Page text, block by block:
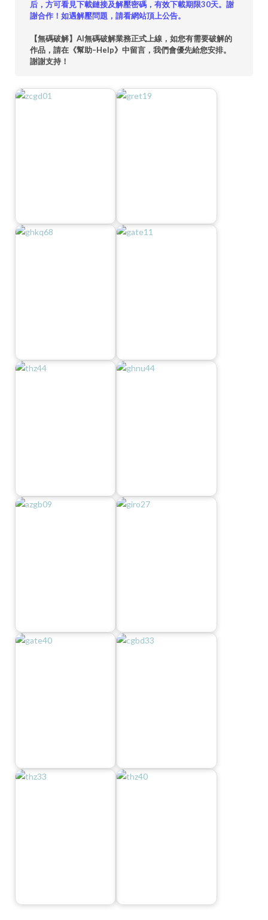
后，方可看見下載鏈接及解壓密碼，有效下載期限30天。謝
謝合作！如遇解壓問題，請看網站頂上公告。
【無碼破解】AI無碼破解業務正式上線，如您有需要破解的
作品，請在《幫助–Help》中留言，我們會優先給您安排。
謝謝支持！